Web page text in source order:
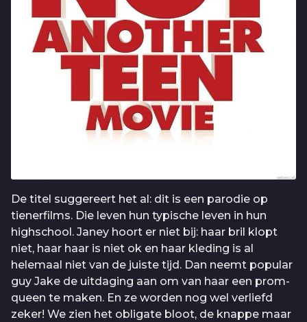
De titel suggereert het al: dit is een parodie op
tienerfilms. Die leven hun typische leven in hun
highschool. Janey hoort er niet bij: haar bril klopt
niet, haar haar is niet ok en haar kleding is al
helemaal niet van de juiste tijd. Dan neemt popular
guy Jake de uitdaging aan om van haar een prom-
queen te maken. En ze worden nog wel verliefd
zeker! We zien het obligate bloot, de knappe maar